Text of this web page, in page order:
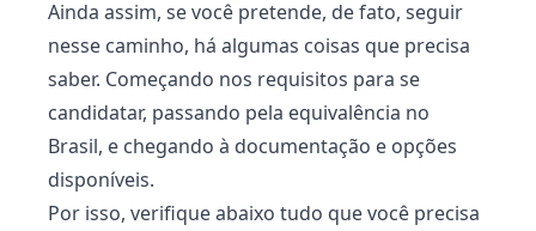
Ainda assim, se você pretende, de fato, seguir
nesse caminho, há algumas coisas que precisa
saber. Começando nos requisitos para se
candidatar, passando pela equivalência no
Brasil, e chegando à documentação e opções
disponíveis.
Por isso, verifique abaixo tudo que você precisa